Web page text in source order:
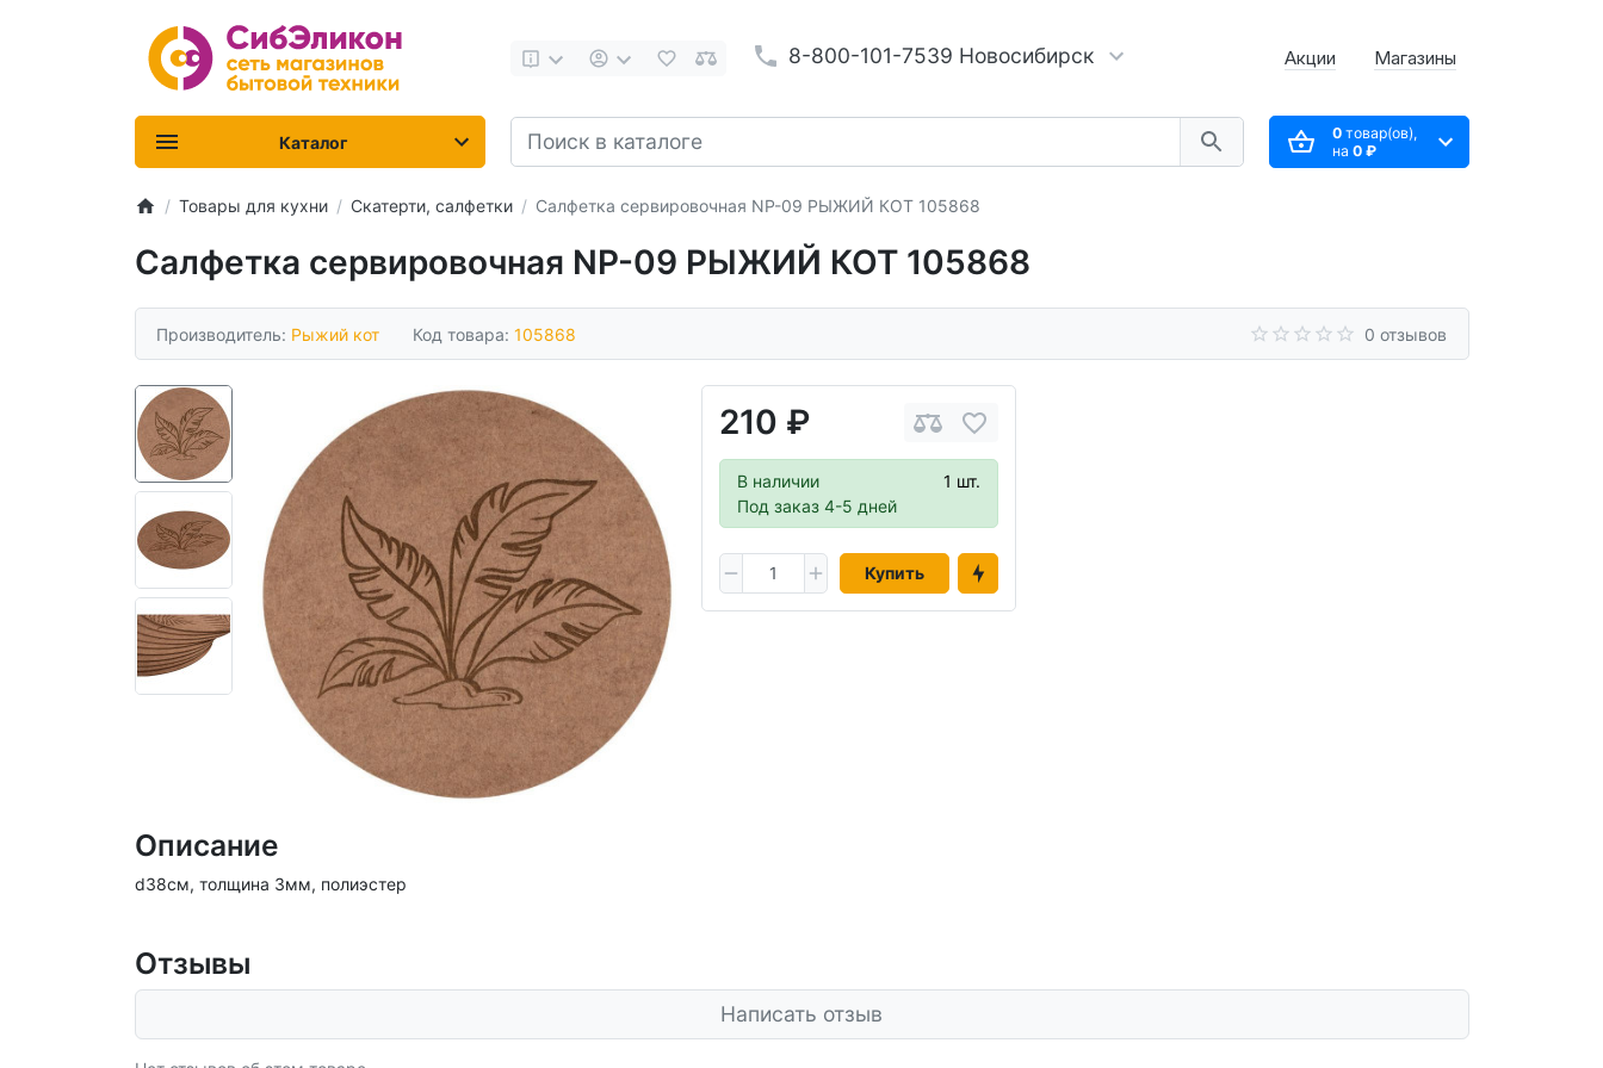
8-800-101-7539 Новосибирск Акции Магазины
0товар(ов),
на 0 ₽
Каталог
Товары для кухни Скатерти, салфетки Салфетка сервировочная NP-09 РЫЖИЙ КОТ 105868
Салфетка сервировочная NP-09 РЫЖИЙ КОТ 105868
Производитель: Рыжий кот Код товара: 105868 0 отзывов
210 ₽
В наличии
1 шт.
Под заказ 4-5 дней
Купить
Описание
d38см, толщина 3мм, полиэстер
Отзывы
Написать отзыв